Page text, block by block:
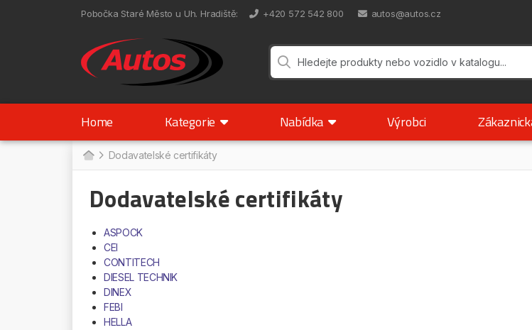
Pobočka Staré Město u Uh. Hradiště: +420 572 542 800 autos@autos.cz
Home Kategorie Nabídka Výrobci
Dodavatelské certifikáty
Dodavatelské certifikáty
ASPOCK
CEI
CONTITECH
DIESEL TECHNIK
DINEX
FEBI
HELLA